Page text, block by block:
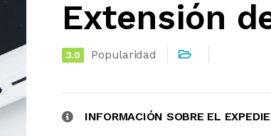
Extensión
3.0 Popularidad
INFORMACIÓN SOBRE EL